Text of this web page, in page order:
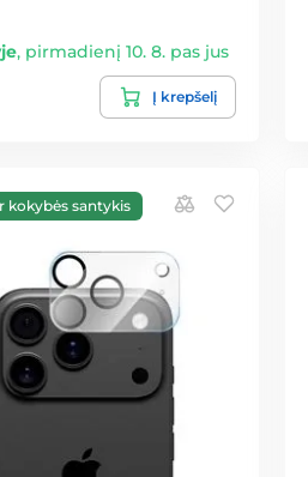
, pirmadienį 10. 8. pas jus
Į krepšelį
kokybės santykis